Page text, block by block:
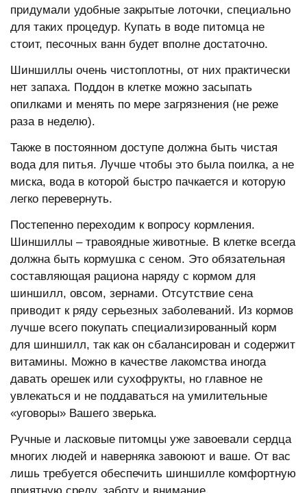
придумали удобные закрытые лоточки, специально
для таких процедур. Купать в воде питомца не
стоит, песочных ванн будет вполне достаточно.
Шиншиллы очень чистоплотны, от них практически
нет запаха. Поддон в клетке можно засыпать
опилками и менять по мере загрязнения (не реже
раза в неделю).
Также в постоянном доступе должна быть чистая
вода для питья. Лучше чтобы это была поилка, а не
миска, вода в которой быстро пачкается и которую
легко перевернуть.
Постепенно переходим к вопросу кормления.
Шиншиллы – травоядные животные. В клетке всегда
должна быть кормушка с сеном. Это обязательная
составляющая рациона наряду с кормом для
шиншилл, овсом, зернами. Отсутствие сена
приводит к ряду серьезных заболеваний. Из кормов
лучше всего покупать специализированный корм
для шиншилл, так как он сбалансирован и содержит
витамины. Можно в качестве лакомства иногда
давать орешек или сухофрукты, но главное не
увлекаться и не поддаваться на умилительные
«уговоры» Вашего зверька.
Ручные и ласковые питомцы уже завоевали сердца
многих людей и наверняка завоюют и ваше. От вас
лишь требуется обеспечить шиншилле комфортную